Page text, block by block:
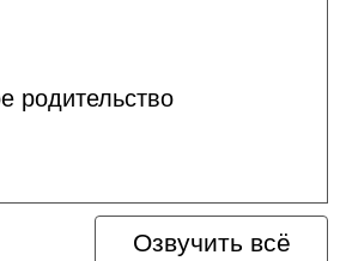
родительство
Озвучить всё